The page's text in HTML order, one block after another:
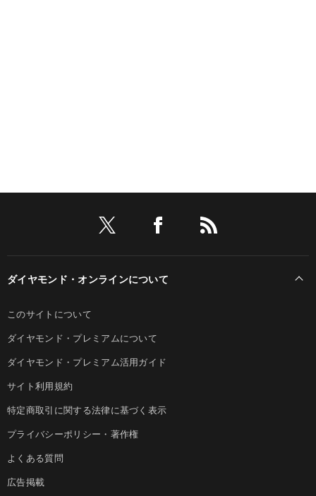
ダイヤモンド・オンラインについて
このサイトについて
ダイヤモンド・プレミアムについて
ダイヤモンド・プレミアム活用ガイド
サイト利用規約
特定商取引に関する法律に基づく表示
プライバシーポリシー・著作権
よくある質問
広告掲載